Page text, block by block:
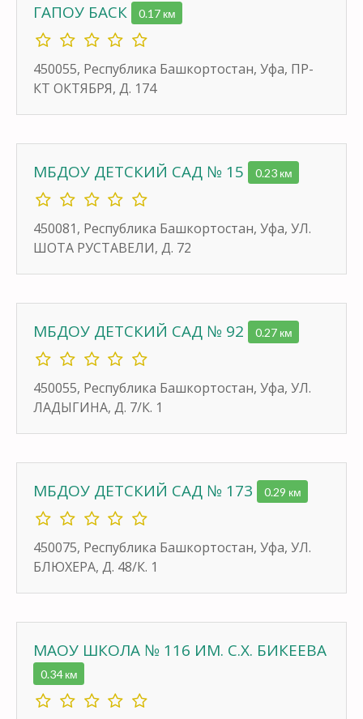
ГАПОУ БАСК 0.17 км
450055, Республика Башкортостан, Уфа, ПР-
КТ ОКТЯБРЯ, Д. 174
МБДОУ ДЕТСКИЙ САД № 15 0.23 км
450081, Республика Башкортостан, Уфа, УЛ.
ШОТА РУСТАВЕЛИ, Д. 72
МБДОУ ДЕТСКИЙ САД № 92 0.27 км
450055, Республика Башкортостан, Уфа, УЛ.
ЛАДЫГИНА, Д. 7/К. 1
МБДОУ ДЕТСКИЙ САД № 173 0.29 км
450075, Республика Башкортостан, Уфа, УЛ.
БЛЮХЕРА, Д. 48/К. 1
МАОУ ШКОЛА № 116 ИМ. С.Х. БИКЕЕВА
0.34 км